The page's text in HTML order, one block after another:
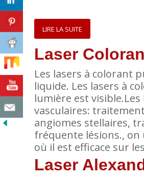
LIRE LA SUITE
Laser
Les lasers à colorant
liquide. Les lasers à
lumière est
vasculaires:
angiomes stellaires,
fréquente lésions., on
où il est efficace sur
Laser